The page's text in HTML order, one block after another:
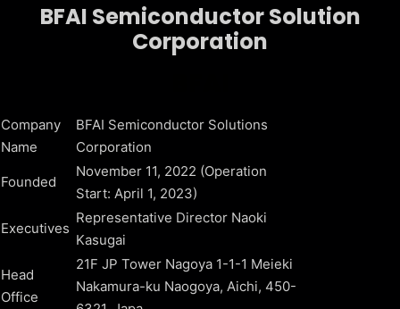
BFAI Semiconductor Solution
Corporation
Company
Name
BFAI Semiconductor Solutions
Corporation
Founded
November 11, 2022 (Operation
Start: April 1, 2023)
Executives
Representative Director Naoki
Kasugai
Head
Office
21F JP Tower Nagoya 1-1-1 Meieki
Nakamura-ku Naogoya, Aichi, 450-